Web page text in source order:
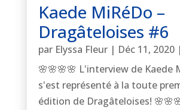
Kaede MiRéDo –
Dragâteloises #6
par Elyssa Fleur| Déc 11, 2020|
🌸🌸🌸🌸 L'interview de Kaede
s'est représenté à la toute
édition de Dragâteloises!